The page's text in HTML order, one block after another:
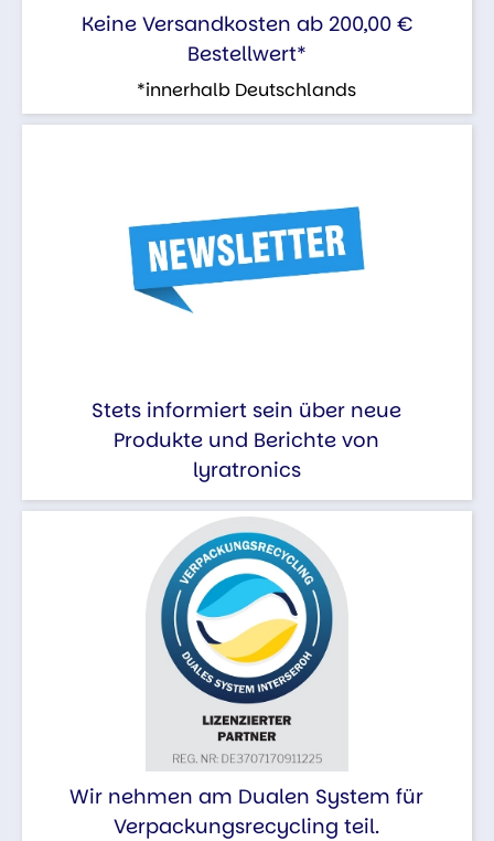
Keine Versandkosten ab 200,00 €
Bestellwert*
*innerhalb Deutschlands
Stets informiert sein über neue
Produkte und Berichte von
lyratronics
Wir nehmen am Dualen System für
Verpackungsrecycling teil.